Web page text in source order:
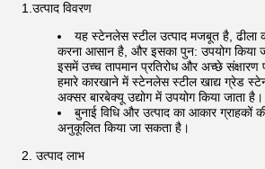
1.उत्पाद विवरण
यह स्टेनलेस स्टील उत्पाद मजबूत है, ढीला
करना आसान है, और इसका पुन: उपयोग किया
इसमें उच्च तापमान प्रतिरोध और अच्छे संक्षारण
हमारे कारखाने में स्टेनलेस स्टील खाद्य ग्रेड
अक्सर बारबेक्यू उद्योग में उपयोग किया जाता है।
बुनाई विधि और उत्पाद का आकार
अनुकूलित किया जा सकता है।
2. उत्पाद लाभ